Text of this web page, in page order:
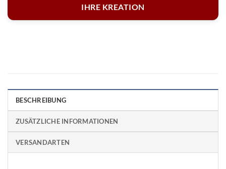
IHRE KREATION
BESCHREIBUNG
ZUSÄTZLICHE INFORMATIONEN
VERSANDARTEN